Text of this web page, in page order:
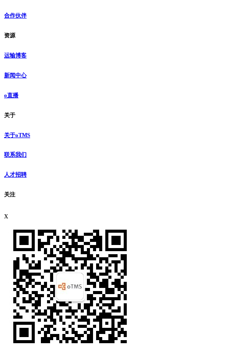
合作伙伴
资源
运输博客
新闻中心
o直播
关于
关于oTMS
联系我们
人才招聘
关注
x